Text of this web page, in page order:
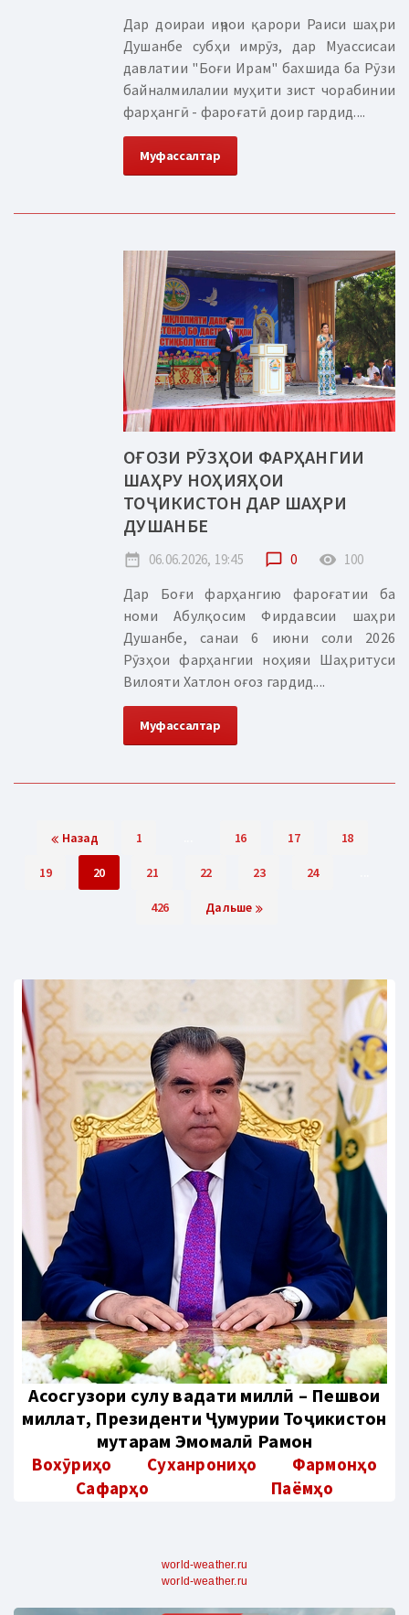
Дар доираи иҷрои қарори Раиси шаҳри
Душанбе субҳи имрӯз, дар Муассисаи
давлатии "Боғи Ирам" бахшида ба Рӯзи
байналмилалии муҳити зист чорабинии
фарҳангӣ - фароғатӣ доир гардид....
Муфассалтар
ОҒОЗИ РӮЗҲОИ ФАРҲАНГИИ
ШАҲРУ НОҲИЯҲОИ
ТОҶИКИСТОН ДАР ШАҲРИ
ДУШАНБЕ
date_range 06.06.2026, 19:45 chat_bubble_outline 0 remove_red_eye 100
Дар Боғи фарҳангию фароғатии ба
номи Абулқосим Фирдавсии шаҳри
Душанбе, санаи 6 июни соли 2026
Рӯзҳои фарҳангии ноҳияи Шаҳритуси
Вилояти Хатлон оғоз гардид....
Муфассалтар
Назад 1 16 17 18
19 20 21 22 23 24
426 Дальше
Aсосгузори сулҳу ваҳдати миллӣ – Пешвои
миллат, Президенти Ҷумҳурии Тоҷикистон
муҳтарам Эмомалӣ Раҳмон
Вохӯриҳо Суханрониҳо
Фармонҳо
Сафарҳо
Паёмҳо
world-weather.ru
world-weather.ru